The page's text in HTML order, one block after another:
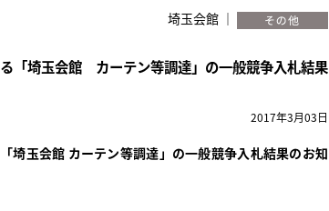
埼玉会館 ｜
「埼玉会館 カーテン等調達」の一般競争入札結果
2017年3月03日
埼玉会館 カーテン等調達」の一般競争入札結果のお知